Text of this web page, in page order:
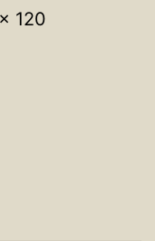
120